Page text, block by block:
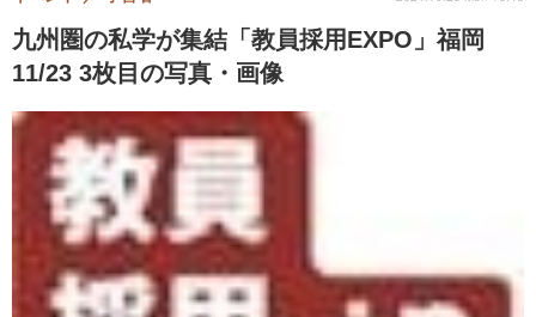
九州圏の私学が集結「教員採用EXPO」福岡
11/23 3枚目の写真・画像